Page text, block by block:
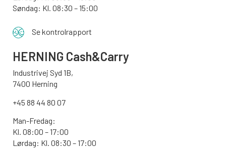
Søndag: Kl. 08:30 – 15:00
Se kontrolrapport
HERNING Cash&Carry
Industrivej Syd 1B,
7400 Herning
+45 88 44 80 07
Man-Fredag:
Kl. 08:00 – 17:00
Lørdag: Kl. 08:30 – 17:00